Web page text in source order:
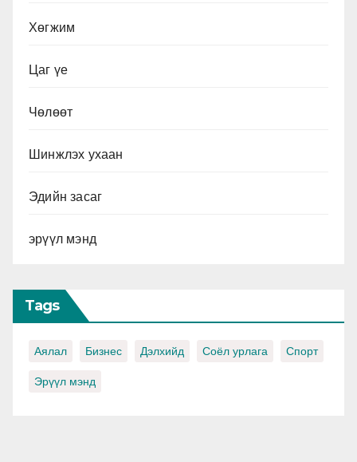
Хөгжим
Цаг үе
Чөлөөт
Шинжлэх ухаан
Эдийн засаг
эрүүл мэнд
Tags
Аялал Бизнес Дэлхийд Соёл урлага Спорт
Эрүүл мэнд